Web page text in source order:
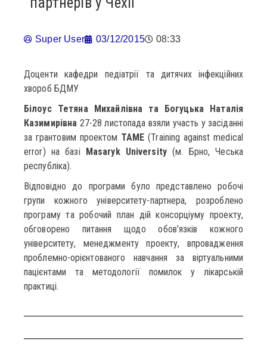
Super User 03/12/2015 08:33
Доценти кафедри педіатрії та дитячих інфекційних
хвороб БДМУ
Білоус Тетяна Михайлівна та Богуцька Наталія
Казимирівна 27-28 листопада взяли участь у засіданні
за грантовим проектом TAME (Training against medical
error) на базі Masaryk University(м. Брно, Чеська
республіка).
Відповідно до програми було представлено робочі
групи кожного університету-партнера, розроблено
програму та робочий план дій консорціуму проекту,
обговорено питання щодо обов’язків кожного
університету, менеджменту проекту, впровадження
проблемно-орієнтованого навчання за віртуальними
пацієнтами та методології помилок у лікарській
практиці.